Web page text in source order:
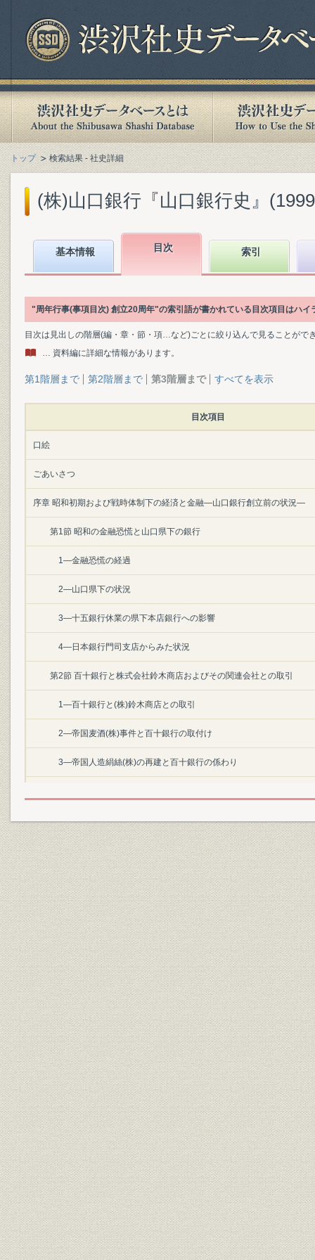
トップ 検索結果 - 社史詳細
(株)山口銀行『山口銀行史』
基本情報 目次 索引
"周年行事(事項目次) 創立20周年"の索引語が書かれている目次項目はハイ
目次は見出しの階層(編・章・節・項…など)ごとに絞り込んで見ることがで
… 資料編に詳細な情報があります。
第1階層まで 第2階層まで 第3階層まで すべてを表示
目次項目
口絵
ごあいさつ
序章 昭和初期および戦時体制下の経済と金融―山口銀行創立前の状況―
第1節 昭和の金融恐慌と山口県下の銀行
1―金融恐慌の経過
2―山口県下の状況
3―十五銀行休業の県下本店銀行への影響
4―日本銀行門司支店からみた状況
第2節 百十銀行と株式会社鈴木商店およびその関連会社との取引
1―百十銀行と(株)鈴木商店との取引
2―帝国麦酒(株)事件と百十銀行の取付け
3―帝国人造絹絲(株)の再建と百十銀行の係わり
1―金融恐慌による資金移動
2―銀行の支払準備
3―金融恐慌から学んだもの
第4節 銀行法の制定と県内銀行の合併
1―銀行法の制定と銀行合同の進展
2―県下の銀行大合同の動きと挫折
3―経済恐慌下の県下金融機関
第5節 戦時体制への動きと地方銀行の経営
1―戦時経済と統制
2―統制下の地方銀行経営
第1章 山口銀行の創立
第1節 戦時体制下の銀行合同と「一県一行主義」
第2節 山口銀行創立までの経緯
1―山口県下銀行合同の動き
2―百十銀行経営陣の変化
3―長周銀行の営業譲渡